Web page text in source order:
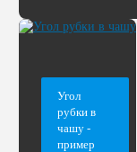
Угол
рубки в
чашу -
пример